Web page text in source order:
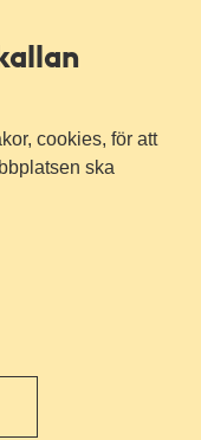
cookies, för att
ska